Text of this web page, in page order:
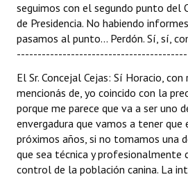
seguimos con el segundo punto del
de Presidencia. No habiendo
pasamos al punto... Perdón. Sí, sí,
El Sr. Concejal Cejas: Sí Horacio,
mencionás de, yo coincido con la
porque me parece que va a ser uno
envergadura que vamos a tener
próximos años, si no tomamos una
que sea técnica y profesionalmente
control de la población canina. La